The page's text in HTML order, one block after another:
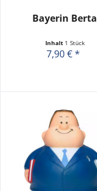
Bayerin Berta
Inhalt 1 Stück
7,90 € *